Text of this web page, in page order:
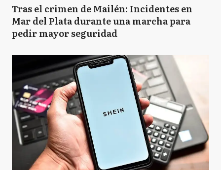
Tras el crimen de Mailén: Incidentes en
Mar del Plata durante una marcha para
pedir mayor seguridad